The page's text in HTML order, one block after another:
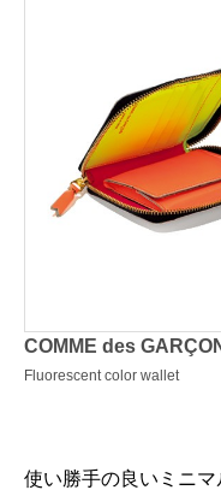
COMME des
Fluorescent color wallet
使い勝手の良いミニ